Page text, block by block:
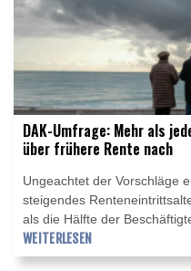
DAK-Umfrage: Mehr als
über frühere Rente nach
Ungeachtet der Vorschläge
steigendes
als die Hälfte der
früheren Ruhestand nach.
Gesundheitsreport hervor,
WEITERLESEN